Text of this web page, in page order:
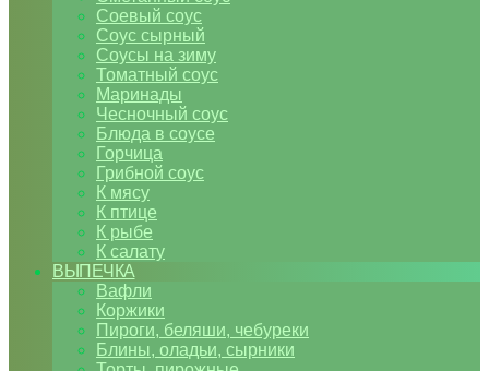
Соевый соус
Соус сырный
Соусы на зиму
Томатный соус
Маринады
Чесночный соус
Блюда в соусе
Горчица
Грибной соус
К мясу
К птице
К рыбе
К салату
ВЫПЕЧКА
Вафли
Коржики
Пироги, беляши, чебуреки
Блины, оладьи, сырники